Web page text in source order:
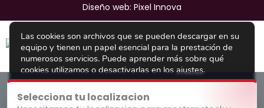
Diseño web: Pixel Innova
Las cookies son archivos que se pueden descargar en su
equipo y tienen un papel esencial para la prestación de
numerosos servicios. Puede aprender más sobre qué
cookies utilizamos o desactivarlas en los ajustes.
Aceptar todo Rechazar todo
Selecciona tu localizacion